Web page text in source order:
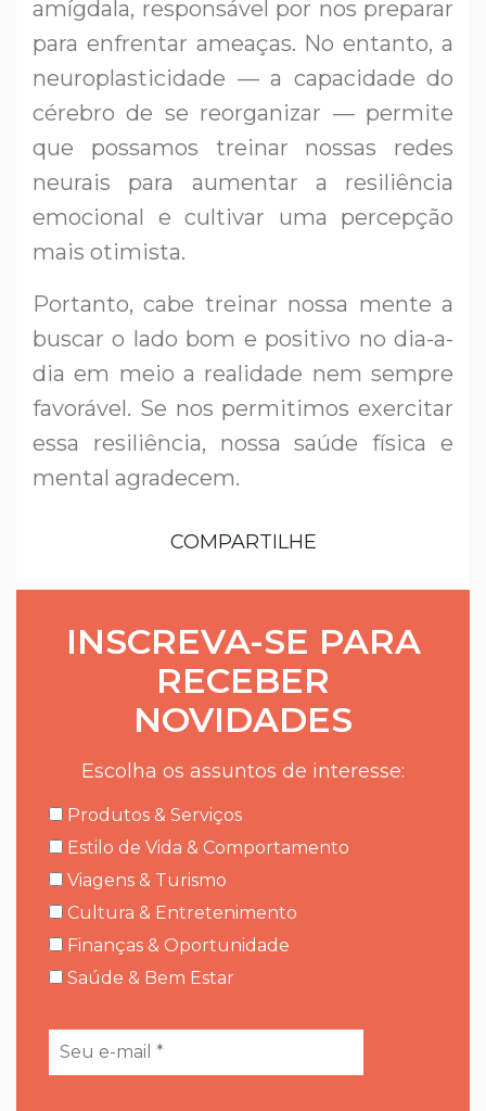
amígdala, responsável por nos preparar
para enfrentar ameaças. No entanto, a
neuroplasticidade — a capacidade do
cérebro de se reorganizar — permite
que possamos treinar nossas redes
neurais para aumentar a resiliência
emocional e cultivar uma percepção
mais otimista.
Portanto, cabe treinar nossa mente a
buscar o lado bom e positivo no dia-a-
dia em meio a realidade nem sempre
favorável. Se nos permitimos exercitar
essa resiliência, nossa saúde física e
mental agradecem.
COMPARTILHE
INSCREVA-SE PARA
RECEBER
NOVIDADES
Escolha os assuntos de interesse:
Produtos & Serviços
Estilo de Vida & Comportamento
Viagens & Turismo
Cultura & Entretenimento
Finanças & Oportunidade
Saúde & Bem Estar